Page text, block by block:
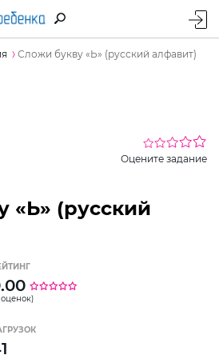
Сложи букву «Ь» (русский алфавит)
Оцените задание
«Ь» (русский